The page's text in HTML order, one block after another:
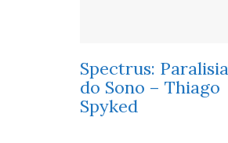
Spectrus: Paralisia
do Sono – Thiago
Spyked